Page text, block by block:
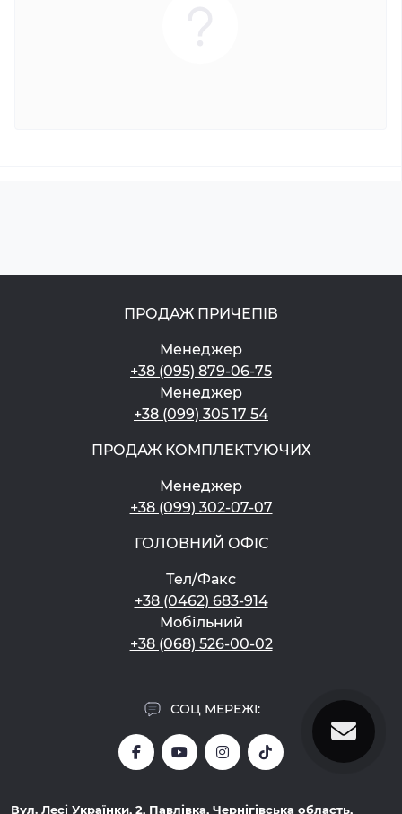
ПРОДАЖ ПРИЧЕПІВ
Менеджер
+38 (095) 879-06-75
Менеджер
+38 (099) 305 17 54
ПРОДАЖ КОМПЛЕКТУЮЧИХ
Менеджер
+38 (099) 302-07-07
ГОЛОВНИЙ ОФІС
Тел/Факс
+38 (0462) 683-914
Мобільний
+38 (068) 526-00-02
СОЦ МЕРЕЖІ:
Вул. Лесі Українки, 2, Павлівка, Чернігівська область,